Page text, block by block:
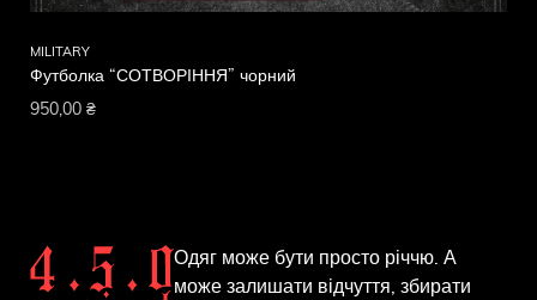
MILITARY
Футболка “СОТВОРІННЯ” чорний
950,00 ₴
Одяг може бути просто річчю. А
може залишати відчуття, збирати